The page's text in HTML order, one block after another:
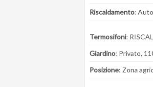
Riscaldamento:
Termosifoni:
Giardino: Privato,
Posizione: Zona